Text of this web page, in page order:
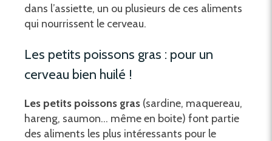
dans l’assiette, un ou plusieurs de ces aliments
qui nourrissent le cerveau.
Les petits poissons gras : pour un
cerveau bien huilé !
Les petits poissons gras (sardine, maquereau,
hareng, saumon… même en boite) font partie
des aliments les plus intéressants pour le